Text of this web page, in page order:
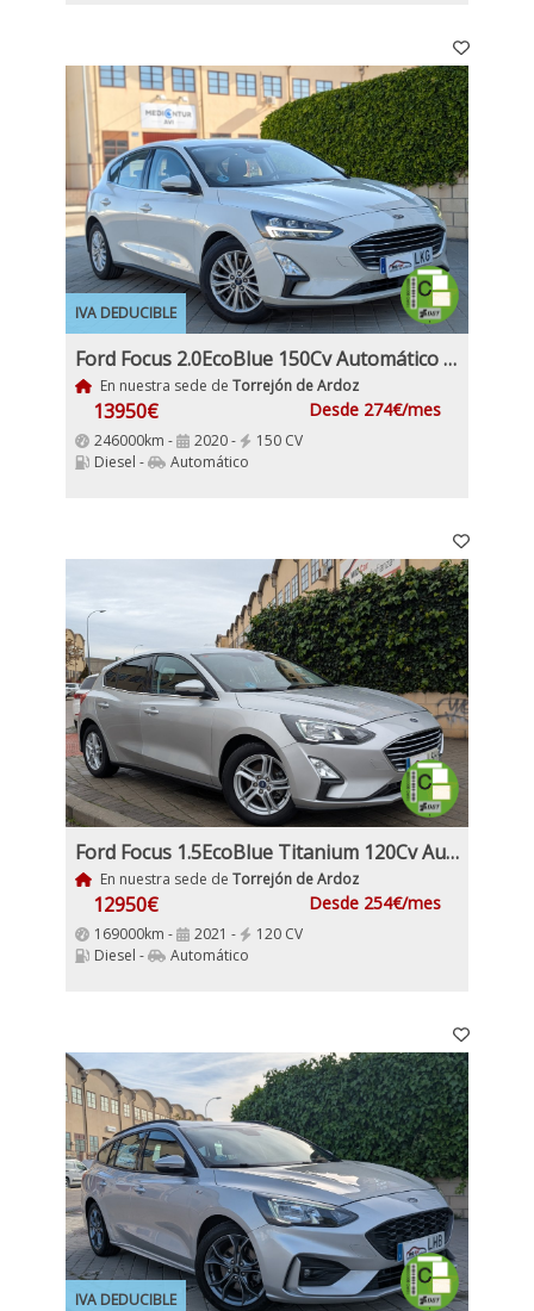
IVA DEDUCIBLE
Ford Focus 2.0EcoBlue 150Cv Automático Nacional IVA y Garantía Incl
En nuestra sede de Torrejón de Ardoz
13950€ Desde 274€/mes
246000km - 2020 -
150 CV
Diesel -
Automático
Ford Focus 1.5EcoBlue Titanium 120Cv Automático
En nuestra sede de Torrejón de Ardoz
12950€ Desde 254€/mes
169000km - 2021 -
120 CV
Diesel -
Automático
IVA DEDUCIBLE